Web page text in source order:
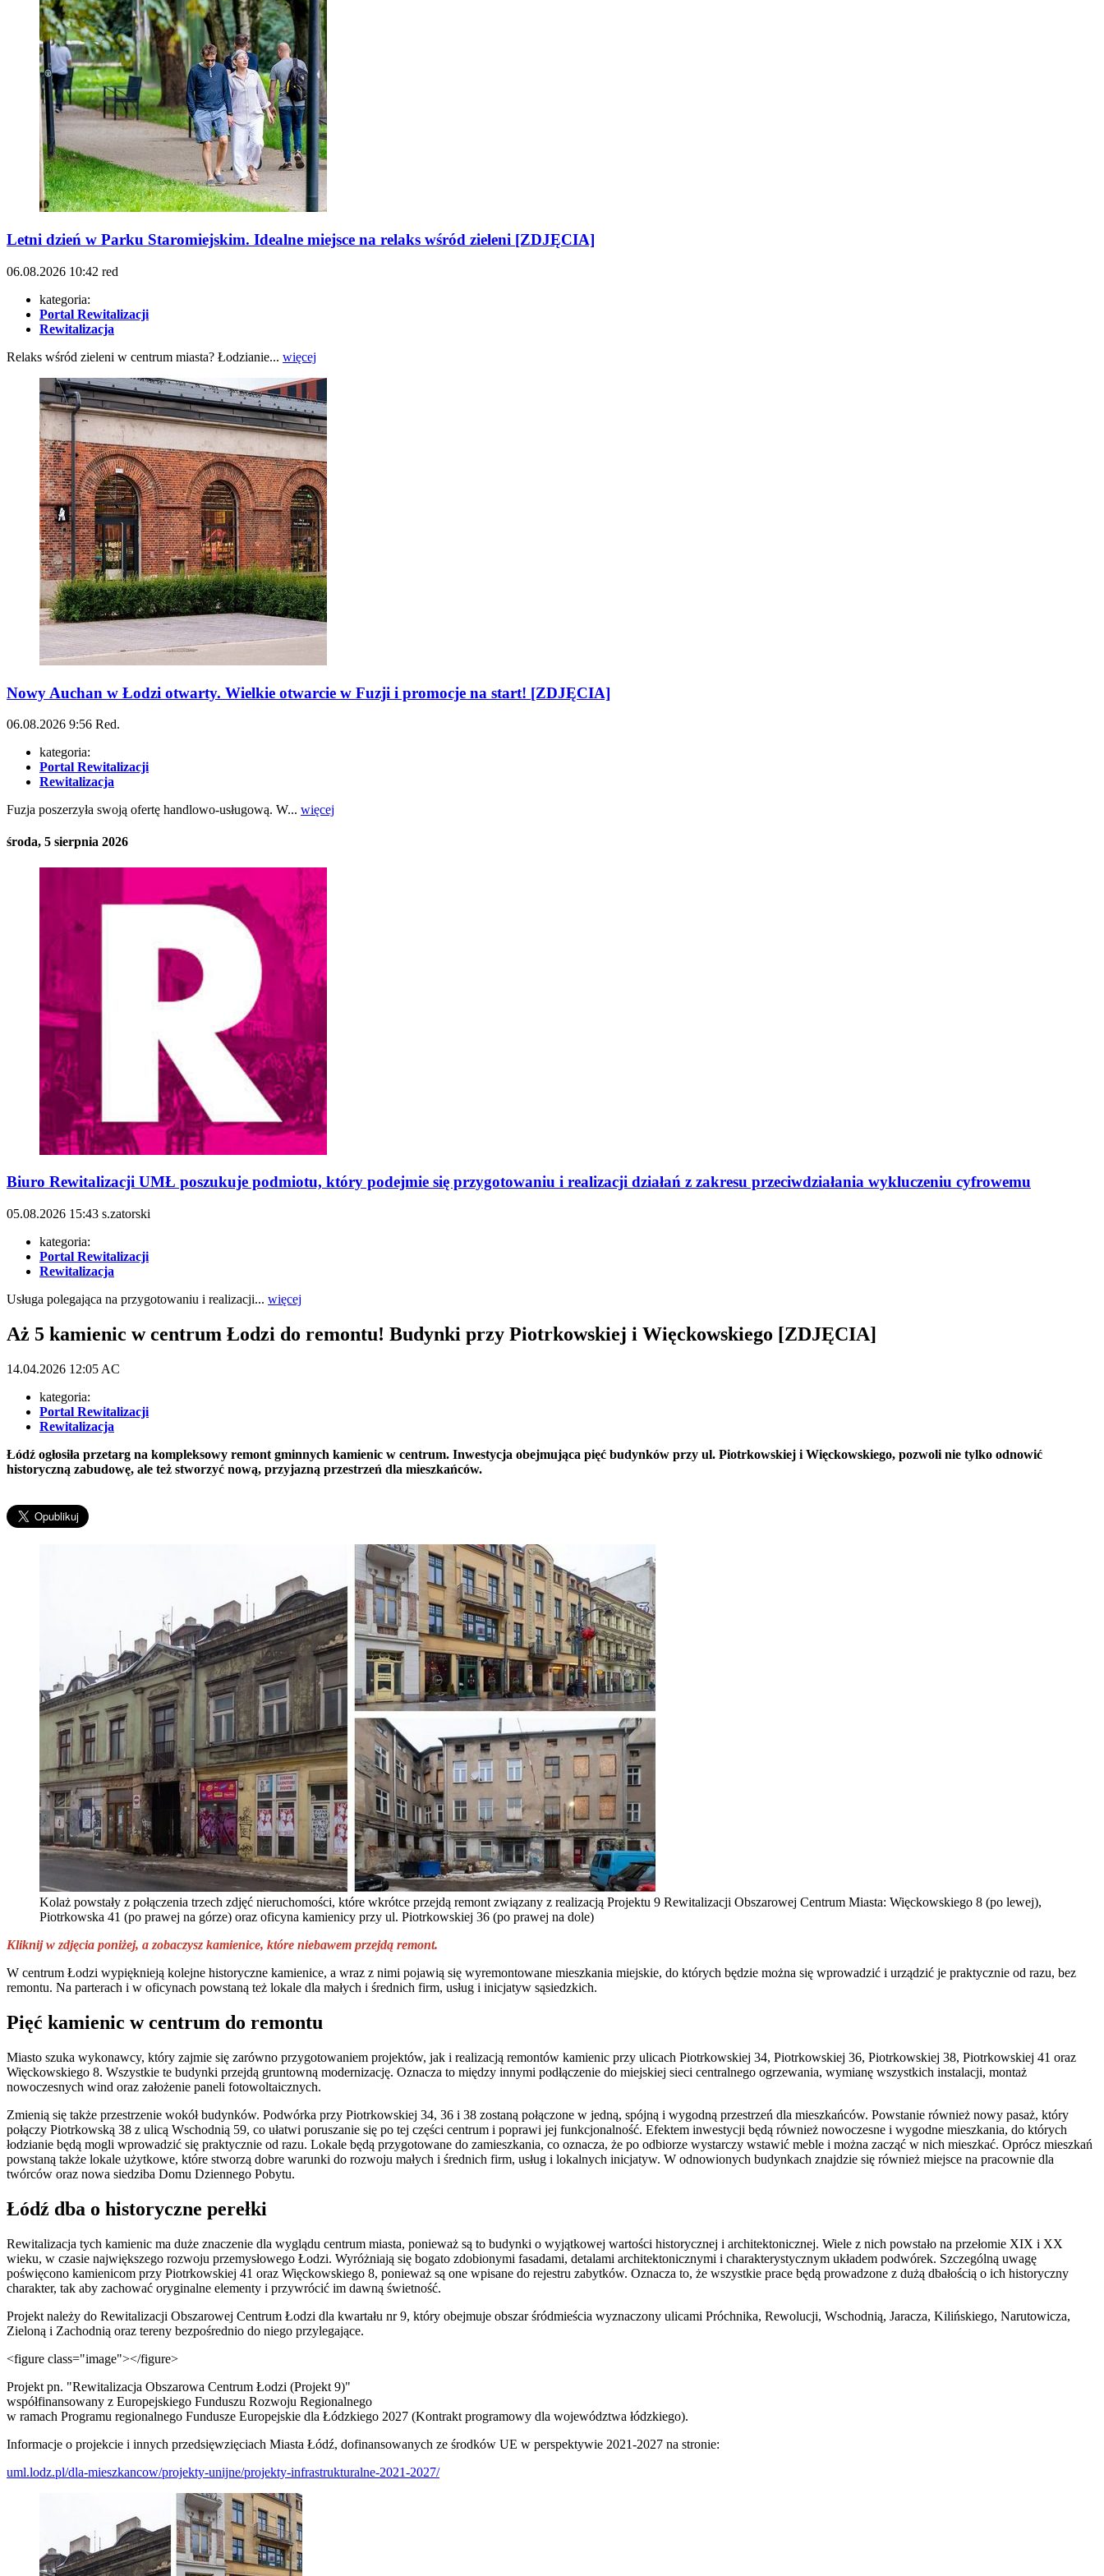
Letni dzień w Parku Staromiejskim. Idealne miejsce na relaks wśród zieleni [ZDJĘCIA]
06.08.2026 10:42 red
kategoria:
Portal Rewitalizacji
Rewitalizacja
Relaks wśród zieleni w centrum miasta? Łodzianie... więcej
Nowy Auchan w Łodzi otwarty. Wielkie otwarcie w Fuzji i promocje na start! [ZDJĘCIA]
06.08.2026 9:56 Red.
kategoria:
Portal Rewitalizacji
Rewitalizacja
Fuzja poszerzyła swoją ofertę handlowo-usługową. W... więcej
środa, 5 sierpnia 2026
Biuro Rewitalizacji UMŁ poszukuje podmiotu, który podejmie się przygotowaniu i realizacji działań z zakresu przeciwdziałania wykluczeniu cyfrowemu
05.08.2026 15:43 s.zatorski
kategoria:
Portal Rewitalizacji
Rewitalizacja
Usługa polegająca na przygotowaniu i realizacji... więcej
Aż 5 kamienic w centrum Łodzi do remontu! Budynki przy Piotrkowskiej i Więckowskiego [ZDJĘCIA]
14.04.2026 12:05 AC
kategoria:
Portal Rewitalizacji
Rewitalizacja
Łódź ogłosiła przetarg na kompleksowy remont gminnych kamienic w centrum. Inwestycja obejmująca pięć budynków przy ul. Piotrkowskiej i Więckowskiego, pozwoli nie tylko odnowić
historyczną zabudowę, ale też stworzyć nową, przyjazną przestrzeń dla mieszkańców.
Kolaż powstały z połączenia trzech zdjęć nieruchomości, które wkrótce przejdą remont związany z realizacją Projektu 9 Rewitalizacji Obszarowej Centrum Miasta: Więckowskiego 8 (po lewej),
Piotrkowska 41 (po prawej na górze) oraz oficyna kamienicy przy ul. Piotrkowskiej 36 (po prawej na dole)
Kliknij w zdjęcia poniżej, a zobaczysz kamienice, które niebawem przejdą remont.
W centrum Łodzi wypięknieją kolejne historyczne kamienice, a wraz z nimi pojawią się wyremontowane mieszkania miejskie, do których będzie można się wprowadzić i urządzić je praktycznie od razu, bez
remontu. Na parterach i w oficynach powstaną też lokale dla małych i średnich firm, usług i inicjatyw sąsiedzkich.
Pięć kamienic w centrum do remontu
Miasto szuka wykonawcy, który zajmie się zarówno przygotowaniem projektów, jak i realizacją remontów kamienic przy ulicach Piotrkowskiej 34, Piotrkowskiej 36, Piotrkowskiej 38, Piotrkowskiej 41 oraz
Więckowskiego 8. Wszystkie te budynki przejdą gruntowną modernizację. Oznacza to między innymi podłączenie do miejskiej sieci centralnego ogrzewania, wymianę wszystkich instalacji, montaż
nowoczesnych wind oraz założenie paneli fotowoltaicznych.
Zmienią się także przestrzenie wokół budynków. Podwórka przy Piotrkowskiej 34, 36 i 38 zostaną połączone w jedną, spójną i wygodną przestrzeń dla mieszkańców. Powstanie również nowy pasaż, który
połączy Piotrkowską 38 z ulicą Wschodnią 59, co ułatwi poruszanie się po tej części centrum i poprawi jej funkcjonalność. Efektem inwestycji będą również nowoczesne i wygodne mieszkania, do których
łodzianie będą mogli wprowadzić się praktycznie od razu. Lokale będą przygotowane do zamieszkania, co oznacza, że po odbiorze wystarczy wstawić meble i można zacząć w nich mieszkać. Oprócz mieszkań
powstaną także lokale użytkowe, które stworzą dobre warunki do rozwoju małych i średnich firm, usług i lokalnych inicjatyw. W odnowionych budynkach znajdzie się również miejsce na pracownie dla
twórców oraz nowa siedziba Domu Dziennego Pobytu.
Łódź dba o historyczne perełki
Rewitalizacja tych kamienic ma duże znaczenie dla wyglądu centrum miasta, ponieważ są to budynki o wyjątkowej wartości historycznej i architektonicznej. Wiele z nich powstało na przełomie XIX i XX
wieku, w czasie największego rozwoju przemysłowego Łodzi. Wyróżniają się bogato zdobionymi fasadami, detalami architektonicznymi i charakterystycznym układem podwórek. Szczególną uwagę
poświęcono kamienicom przy Piotrkowskiej 41 oraz Więckowskiego 8, ponieważ są one wpisane do rejestru zabytków. Oznacza to, że wszystkie prace będą prowadzone z dużą dbałością o ich historyczny
charakter, tak aby zachować oryginalne elementy i przywrócić im dawną świetność.
Projekt należy do Rewitalizacji Obszarowej Centrum Łodzi dla kwartału nr 9, który obejmuje obszar śródmieścia wyznaczony ulicami Próchnika, Rewolucji, Wschodnią, Jaracza, Kilińskiego, Narutowicza,
Zieloną i Zachodnią oraz tereny bezpośrednio do niego przylegające.
<figure class="image"></figure>
Projekt pn. "Rewitalizacja Obszarowa Centrum Łodzi (Projekt 9)"
współfinansowany z Europejskiego Funduszu Rozwoju Regionalnego
w ramach Programu regionalnego Fundusze Europejskie dla Łódzkiego 2027 (Kontrakt programowy dla województwa łódzkiego).
Informacje o projekcie i innych przedsięwzięciach Miasta Łódź, dofinansowanych ze środków UE w perspektywie 2021-2027 na stronie:
uml.lodz.pl/dla-mieszkancow/projekty-unijne/projekty-infrastrukturalne-2021-2027/